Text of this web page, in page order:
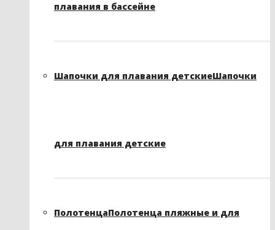
плавания в бассейне
Шапочки для плавания детскиеШапочки
для плавания детские
ПолотенцаПолотенца пляжные и для